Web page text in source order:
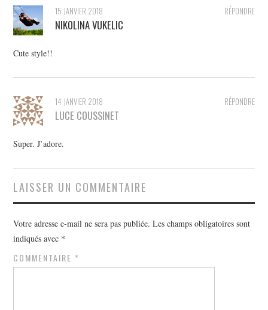
RÉPONDRE
15 JANVIER 2018
NIKOLINA VUKELIC
Cute style!!
RÉPONDRE
14 JANVIER 2018
LUCE COUSSINET
Super. J’adore.
LAISSER UN COMMENTAIRE
Votre adresse e-mail ne sera pas publiée. Les champs obligatoires sont
indiqués avec *
COMMENTAIRE *